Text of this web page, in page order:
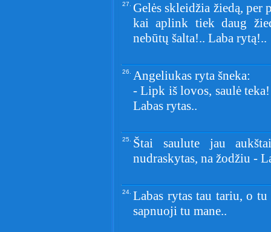
27. Gelės skleidžia žiedą, per
kai aplink tiek daug
nebūtų šalta!.. Laba rytą!..
26. Angeliukas ryta šneka:
- Lipk iš lovos, saulė
Labas rytas..
25. Štai saulute jau
nudraskytas, na žodžiu -
24. Labas rytas tau tariu, o
sapnuoji tu mane..